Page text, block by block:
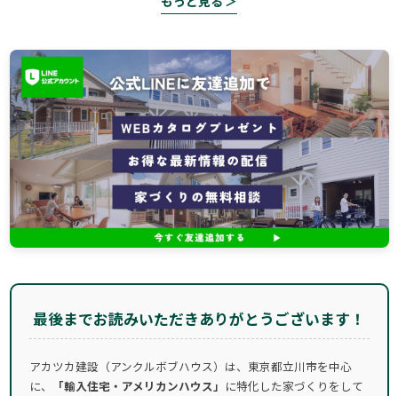
最後までお読みいただきありがとうございます！
アカツカ建設（アンクルボブハウス）は、東京都立川市を中心
に、
「輸入住宅・アメリカンハウス」 に特化した家づくりをして